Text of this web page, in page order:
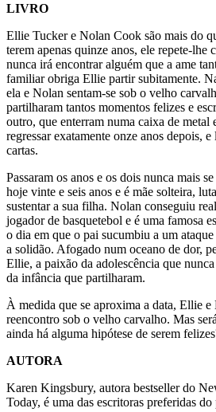
LIVRO
Ellie Tucker e Nolan Cook são mais do
terem apenas quinze anos, ele repete-lhe
nunca irá encontrar alguém que a ame
familiar obriga Ellie partir subitamente.
ela e Nolan sentam-se sob o velho
partilharam tantos momentos felizes e
outro, que enterram numa caixa de
regressar exatamente onze anos depois,
cartas.
Passaram os anos e os dois nunca mais
hoje vinte e seis anos e é mãe solteira,
sustentar a sua filha. Nolan conseguiu
jogador de basquetebol e é uma famosa
o dia em que o pai sucumbiu a um
a solidão. Afogado num oceano de dor,
Ellie, a paixão da adolescência que
da infância que partilharam.
À medida que se aproxima a data, Ellie
reencontro sob o velho carvalho. Mas
ainda há alguma hipótese de serem
AUTORA
Karen Kingsbury, autora bestseller do
Today, é uma das escritoras preferidas